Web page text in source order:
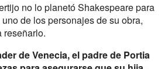
no lo planetó Shakespeare para
de los personajes de su obra,
reseñarlo.
de Venecia, el padre de Portia